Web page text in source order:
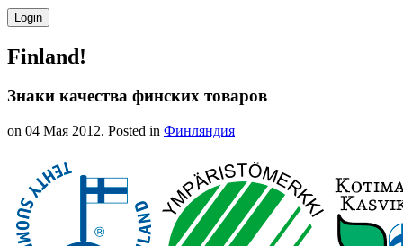
Finland!
Знаки качества финских товаров
on 04 Мая 2012. Posted in Финляндия